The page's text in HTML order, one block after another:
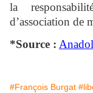
la
d’association de
*Source :
#François Burgat